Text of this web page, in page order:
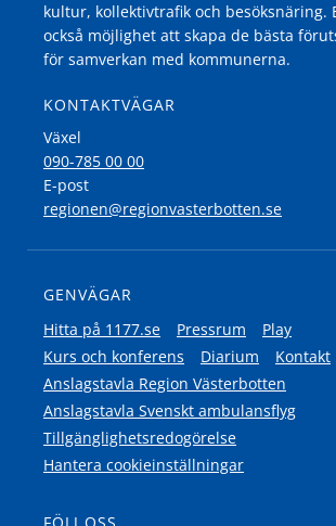
kultur, kollektivtrafik och besöksnäring.
också möjlighet att skapa de bästa
för samverkan med kommunerna.
KONTAKTVÄGAR
Växel
090-785 00 00
E-post
regionen@regionvasterbotten.se
GENVÄGAR
Hitta på 1177.se
Pressrum
Play
Kurs och konferens
Diarium
Kontakt
Anslagstavla Region Västerbotten
Anslagstavla Svenskt ambulansflyg
Tillgänglighetsredogörelse
Hantera cookieinställningar